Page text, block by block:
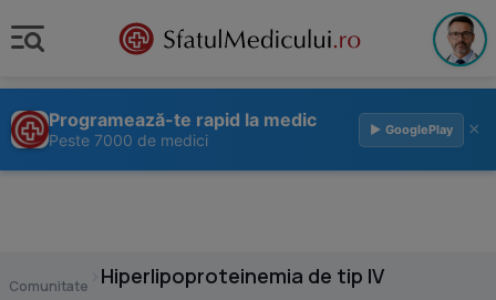
Programează-te rapid la medic
Peste 7000 de medici
▶ GooglePlay ×
Comunitate Hiperlipoproteinemia de tip IV